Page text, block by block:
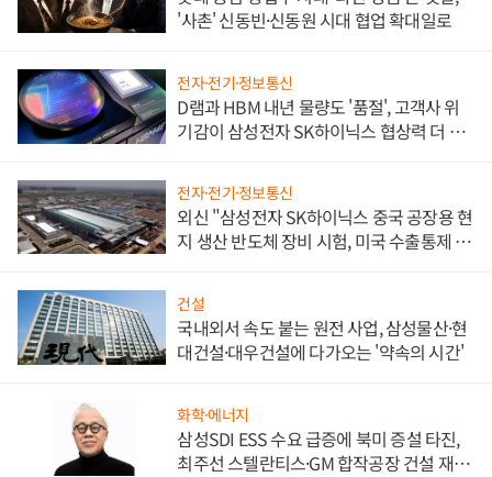
'사촌' 신동빈·신동원 시대 협업 확대일로
전자·전기·정보통신
D램과 HBM 내년 물량도 '품절', 고객사 위
기감이 삼성전자 SK하이닉스 협상력 더 키
전자·전기·정보통신
외신 "삼성전자 SK하이닉스 중국 공장용 현
지 생산 반도체 장비 시험, 미국 수출통제 대
건설
국내외서 속도 붙는 원전 사업, 삼성물산·현
대건설·대우건설에 다가오는 '약속의 시간'
화학·에너지
삼성SDI ESS 수요 급증에 북미 증설 타진,
최주선 스텔란티스·GM 합작공장 건설 재추